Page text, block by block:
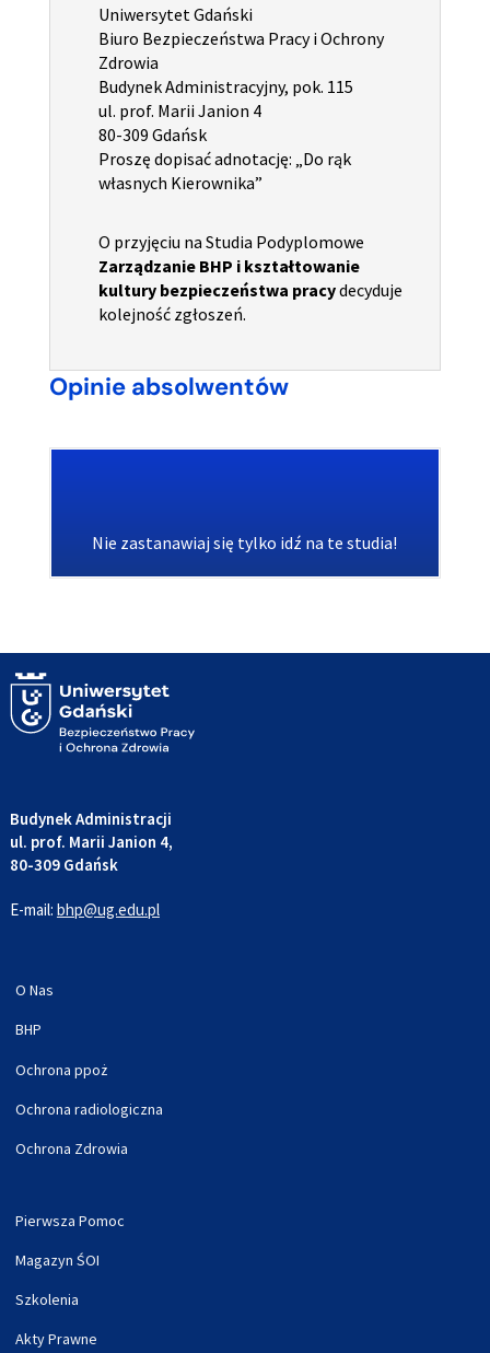
Uniwersytet Gdański
Biuro Bezpieczeństwa Pracy i Ochrony
Zdrowia
Budynek Administracyjny, pok. 115
ul. prof. Marii Janion 4
80-309 Gdańsk
Proszę dopisać adnotację: „Do rąk
własnych Kierownika”
O przyjęciu na Studia Podyplomowe
Zarządzanie BHP i kształtowanie
kultury bezpieczeństwa pracydecyduje
kolejność zgłoszeń.
Opinie absolwentów
Nie zastanawiaj się tylko idź na te studia!
Budynek Administracji
ul. prof. Marii Janion 4,
80-309 Gdańsk
E-mail: bhp@ug.edu.pl
O Nas
BHP
Ochrona ppoż
Ochrona radiologiczna
Ochrona Zdrowia
Pierwsza Pomoc
Magazyn ŚOI
Szkolenia
Akty Prawne